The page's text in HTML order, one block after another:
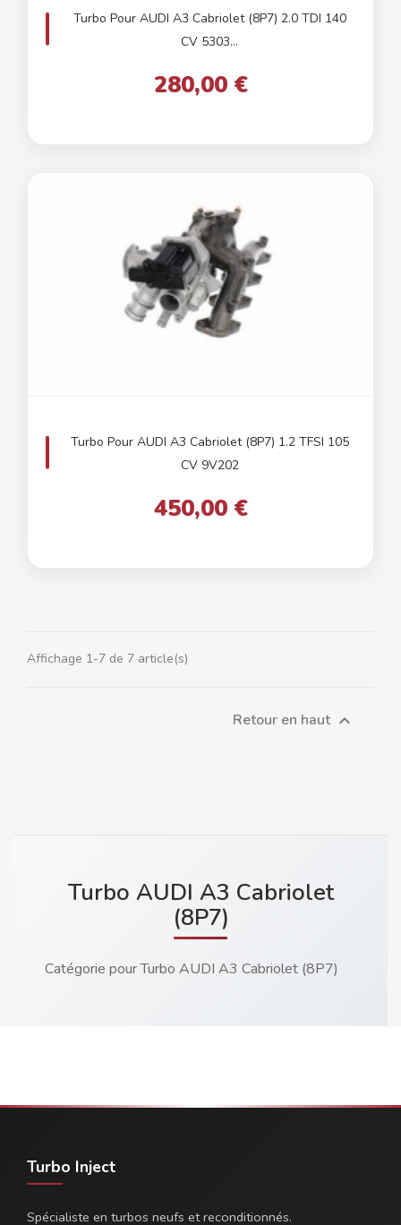
Turbo Pour AUDI A3 Cabriolet (8P7) 2.0 TDI 140
CV 5303...
280,00 €
Turbo Pour AUDI A3 Cabriolet (8P7) 1.2 TFSI 105
CV 9V202
450,00 €
Affichage 1-7 de 7 article(s)
Retour en haut 
Turbo AUDI A3 Cabriolet
(8P7)
Catégorie pour Turbo AUDI A3 Cabriolet (8P7)
Turbo Inject
Spécialiste en turbos neufs et reconditionnés.